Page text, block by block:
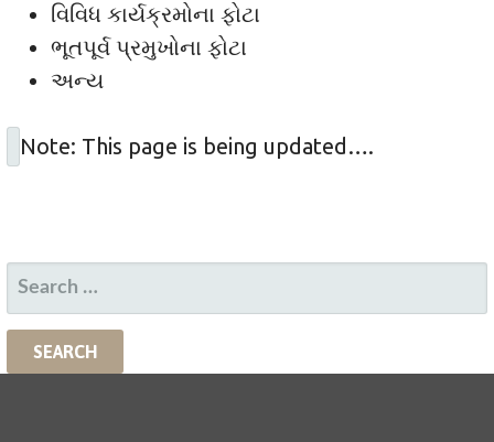
વિવિધ કાર્યક્રમોના ફોટા
ભૂતપૂર્વ પ્રમુખોના ફોટા
અન્ય
Note: This page is being updated….
SEARCH
FOR: